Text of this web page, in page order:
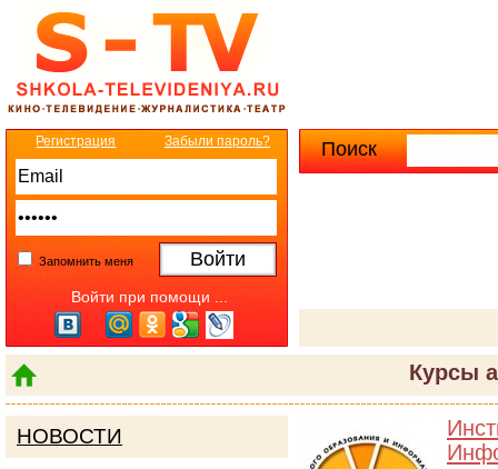
Поиск
Курсы
Регистрация Забыли пароль?
Запомнить меня
Войти при помощи ...
НОВОСТИ